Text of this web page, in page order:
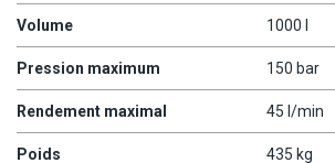
Volume 1000 l
Pression maximum 150 bar
Rendement maximal 45 l/min
Poids 435 kg